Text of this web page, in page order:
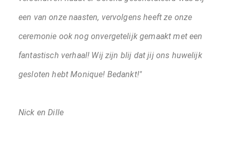
een van onze naasten, vervolgens heeft ze onze
ceremonie ook nog onvergetelijk gemaakt met een
fantastisch verhaal! Wij zijn blij dat jij ons huwelijk
gesloten hebt Monique! Bedankt!"
Nick en Dille